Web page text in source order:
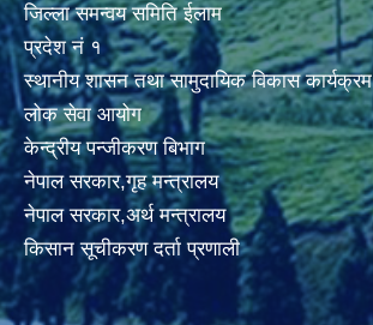
जिल्ला समन्वय समिति ईलाम
प्रदेश नं १
स्थानीय शासन तथा सामुदायिक विकास कार्यक्रम
लोक सेवा आयोग
केन्द्रीय पन्जीकरण बिभाग
नेपाल सरकार,गृह मन्त्रालय
नेपाल सरकार,अर्थ मन्त्रालय
किसान सूचीकरण दर्ता प्रणाली